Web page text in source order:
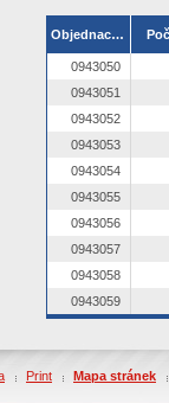
Objednací číslo
0943050
0943051
0943052
0943053
0943054
0943055
0943056
0943057
0943058
0943059
Print Mapa stránek